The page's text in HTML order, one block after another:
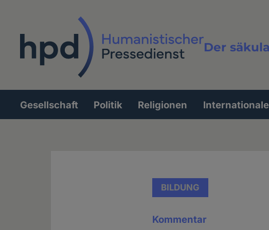
Der
Hauptnavigation
Gesellschaft Politik Religionen
BILDUNG
Kommentar